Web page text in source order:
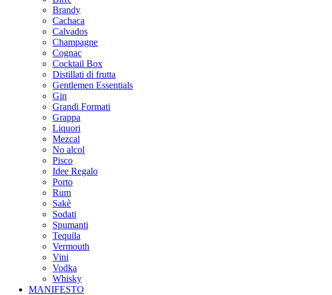
Brandy
Cachaca
Calvados
Champagne
Cognac
Cocktail Box
Distillati di frutta
Gentlemen Essentials
Gin
Grandi Formati
Grappa
Liquori
Mezcal
No alcol
Pisco
Idee Regalo
Porto
Rum
Sakè
Sodati
Spumanti
Tequila
Vermouth
Vini
Vodka
Whisky
MANIFESTO